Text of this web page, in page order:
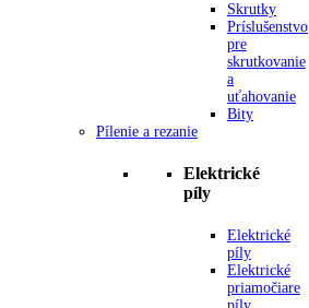
Skrutky
Príslušenstvo
pre
skrutkovanie
a
uťahovanie
Bity
Pílenie a rezanie
Elektrické
píly
Elektrické
píly
Elektrické
priamočiare